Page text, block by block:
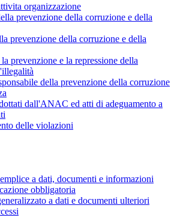
organizzazione
prevenzione della corruzione e della
prevenzione della corruzione e della
prevenzione e la repressione della
della prevenzione della corruzione
dall'ANAC ed atti di adeguamento a
delle violazioni
a dati, documenti e informazioni
obbligatoria
a dati e documenti ulteriori